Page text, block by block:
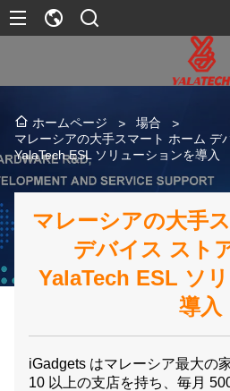
ホームページ > 場合
>
マレーシアの大手スマート ホーム デ
YalaTech ESL ソリューションを導入
マレーシアの大手
デバイス スト
YalaTech ESL ソ
導入
iGadgets はマレーシア最大の
10 以上の支店を持ち、毎月